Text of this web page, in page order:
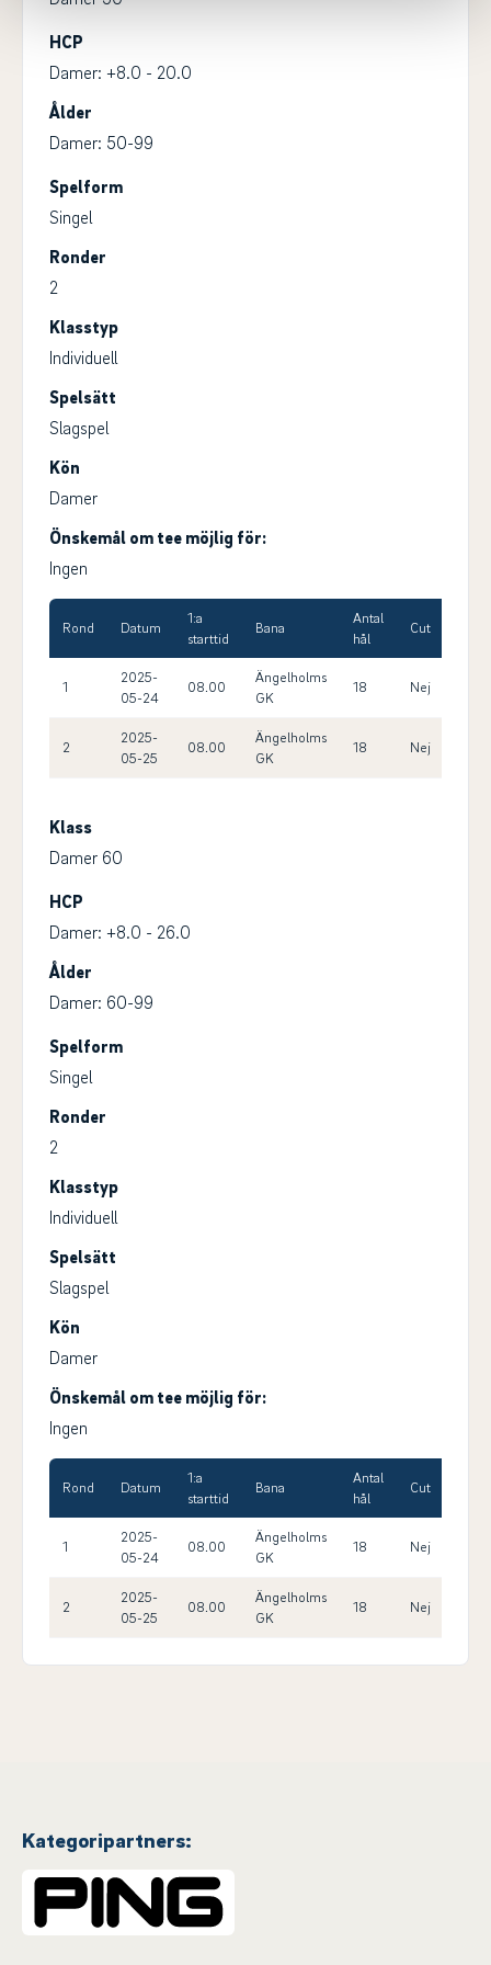
HCP
Damer: +8.0 - 20.0
Ålder
Damer: 50-99
Spelform
Singel
Ronder
2
Klasstyp
Individuell
Spelsätt
Slagspel
Kön
Damer
Önskemål om tee möjlig för:
Ingen
Rond Datum
1:a
starttid
Bana
Antal
hål
Cut
1
2025-
05-24
08.00
Ängelholms
GK
18 Nej
2
2025-
05-25
08.00
Ängelholms
GK
18 Nej
Klass
Damer 60
HCP
Damer: +8.0 - 26.0
Ålder
Damer: 60-99
Spelform
Singel
Ronder
2
Klasstyp
Individuell
Spelsätt
Slagspel
Kön
Damer
Önskemål om tee möjlig för:
Ingen
Rond Datum
1:a
starttid
Bana
Antal
hål
Cut
1
2025-
05-24
08.00
Ängelholms
GK
18 Nej
2
2025-
05-25
08.00
Ängelholms
GK
18 Nej
Kategoripartners: